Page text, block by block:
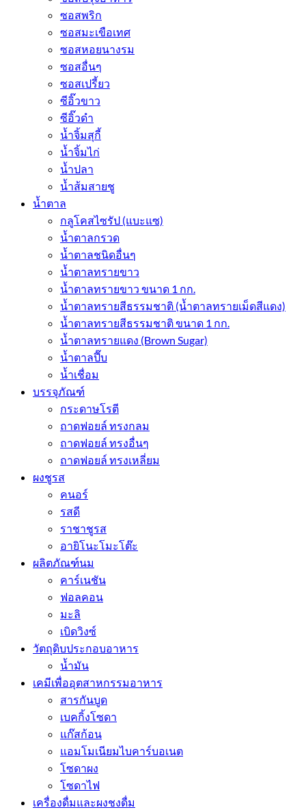
ซอสพริก
ซอสมะเขือเทศ
ซอสหอยนางรม
ซอสอื่นๆ
ซอสเปรี้ยว
ซีอิ๊วขาว
ซีอิ๊วดำ
น้ำจิ้มสุกี้
น้ำจิ้มไก่
น้ำปลา
น้ำส้มสายชู
น้ำตาล
กลูโคสไซรัป (แบะแซ)
น้ำตาลกรวด
น้ำตาลชนิดอื่นๆ
น้ำตาลทรายขาว
น้ำตาลทรายขาว ขนาด 1 กก.
น้ำตาลทรายสีธรรมชาติ (น้ำตาลทรายเม็ดสีแดง)
น้ำตาลทรายสีธรรมชาติ ขนาด 1 กก.
น้ำตาลทรายแดง (Brown Sugar)
น้ำตาลปี๊บ
น้ำเชื่อม
บรรจุภัณฑ์
กระดาษโรตี
ถาดฟอยล์ ทรงกลม
ถาดฟอยล์ ทรงอื่นๆ
ถาดฟอยล์ ทรงเหลี่ยม
ผงชูรส
คนอร์
รสดี
ราชาชูรส
อายิโนะโมะโต๊ะ
ผลิตภัณฑ์นม
คาร์เนชัน
ฟอลคอน
มะลิ
เบิดวิงซ์
วัตถุดิบประกอบอาหาร
น้ำมัน
เคมีเพื่ออุตสาหกรรมอาหาร
สารกันบูด
เบคกิ้งโซดา
แก๊สก้อน
แอมโมเนียมไบคาร์บอเนต
โซดาผง
โซดาไฟ
เครื่องดื่มและผงชงดื่ม